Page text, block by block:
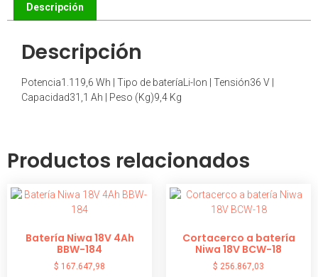
Descripción
Descripción
Potencia1.119,6 Wh | Tipo de bateríaLi-Ion | Tensión36 V |
Capacidad31,1 Ah | Peso (Kg)9,4 Kg
Productos relacionados
Batería Niwa 18V 4Ah
BBW-184
$ 167.647,98
Cortacerco a batería
Niwa 18V BCW-18
$ 256.867,03